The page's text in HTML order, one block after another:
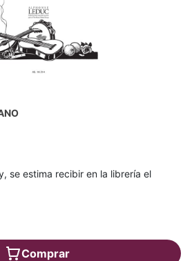
se estima recibir en la librería el
Comprar